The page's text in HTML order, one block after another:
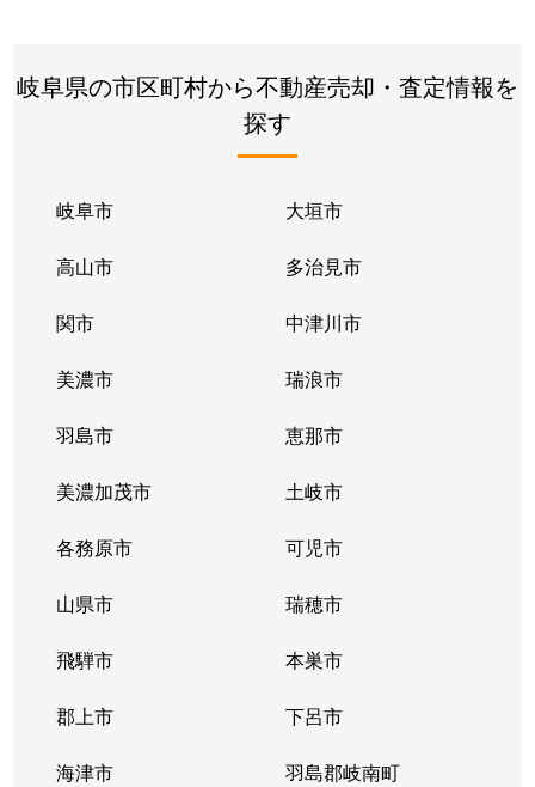
岐阜県の市区町村から不動産売却・査定情報を
探す
岐阜市 大垣市
高山市 多治見市
関市 中津川市
美濃市 瑞浪市
羽島市 恵那市
美濃加茂市 土岐市
各務原市 可児市
山県市 瑞穂市
飛騨市 本巣市
郡上市 下呂市
海津市 羽島郡岐南町